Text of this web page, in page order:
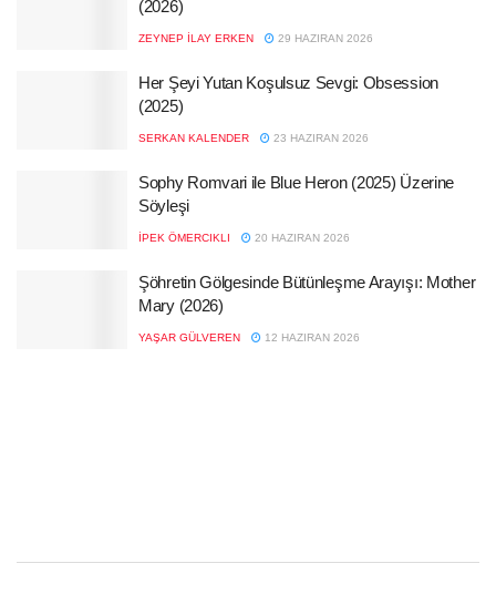
(2026)
ZEYNEP İLAY ERKEN 29 HAZIRAN 2026
Her Şeyi Yutan Koşulsuz Sevgi: Obsession
(2025)
SERKAN KALENDER 23 HAZIRAN 2026
Sophy Romvari ile Blue Heron (2025) Üzerine
Söyleşi
İPEK ÖMERCIKLI 20 HAZIRAN 2026
Şöhretin Gölgesinde Bütünleşme Arayışı: Mother
Mary (2026)
YAŞAR GÜLVEREN 12 HAZIRAN 2026